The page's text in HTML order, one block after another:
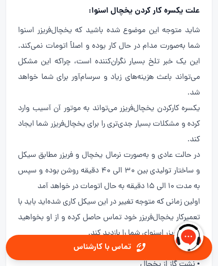
علت یکسره کار کردن یخچال اسنوا:
شاید متوجه این موضوع شده باشید که یخچال‌فریزر اسنوا
شما به‌صورت مدام در حال کار بوده و اصلاً اتومات نمی‌کند.
این یک خبر تلخ بسیار نگران‌کننده است، چراکه این مشکل
می‌تواند باعث هزینه‌های زیاد و سرسام‌آور برای شما خواهد
شد.
یکسره کارکردن یخچال‌فریزر می‌تواند به موتور آن آسیب وارد
کرده و مشکلات بسیار جدی‌تری را برای یخچال‌فریزر شما ایجاد
کند.
در حالت عادی و به‌صورت نرمال یخچال و فریزر مطابق سیکل
و ساختار تولیدی بین 30 الی 40 دقیقه روشن بوده و سپس
به مدت 10 الی 15 دقیقه به حال اتومات در خواهد آمد
اولین زمانی که متوجه تغییر در این سیکل کاری شده‌اید باید با
تعمیرکار یخچال‌فریزر خود تماس حاصل کرده و از او بخواهید
یخچال‌فریزر اسنوای شما را بازدید کند.
تماس با کارشناس